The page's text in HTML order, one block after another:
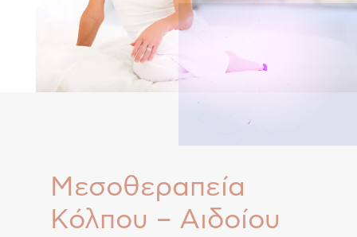
Μεσοθεραπεία
Κόλπου – Αιδοίου